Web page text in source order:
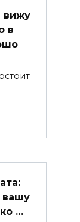
вижу
в
вашу
…